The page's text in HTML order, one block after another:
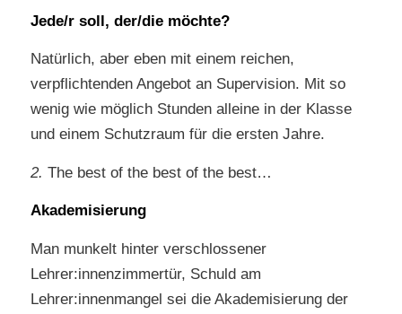
Jede/r soll, der/die möchte?
Natürlich, aber eben mit einem reichen,
verpflichtenden Angebot an Supervision. Mit so
wenig wie möglich Stunden alleine in der Klasse
und einem Schutzraum für die ersten Jahre.
2. The best of the best of the best…
Akademisierung
Man munkelt hinter verschlossener
Lehrer:innenzimmertür, Schuld am
Lehrer:innenmangel sei die Akademisierung der